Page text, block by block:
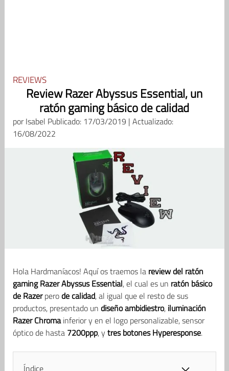
REVIEWS
Review Razer Abyssus Essential, un
ratón gaming básico de calidad
porIsabel Publicado: 17/03/2019 | Actualizado:
16/08/2022
Hola Hardmaníacos! Aquí os traemos la review del ratón
gaming Razer Abyssus Essential, el cual es un ratón básico
de Razerperode calidad, al igual que el resto de sus
productos, presentado un diseño ambidiestro, iluminación
Razer Chromainferior y en el logo personalizable, sensor
óptico de hasta 7200ppp, y tres botones Hyperesponse.